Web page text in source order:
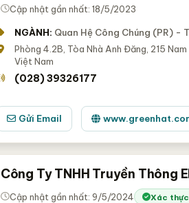
Cập nhật gần nhất: 18/5/2023
NGÀNH: Quan Hệ Công Chúng (PR) -
Phòng 4.2B, Tòa Nhà Anh Đăng, 215 Nam
Việt Nam
(028) 39326177
Gửi Email
Công Ty TNHH Truyền Thông
Cập nhật gần nhất: 9/5/2024 Xác thực